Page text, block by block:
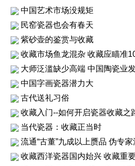
中国艺术市场没规矩
民窑瓷器也会有春天
紫砂壶的鉴赏与收藏
收藏市场鱼龙混杂 收藏应瞄准
大师泛滥缺少高端 中国陶瓷业
中国字画瓷器潜力大
古代送礼习俗
收藏入门--如何开启瓷器收藏之
当代瓷器：收藏正当时
流通“古董”九成以上赝品 伪专
收藏西洋瓷器国内始兴 收藏重